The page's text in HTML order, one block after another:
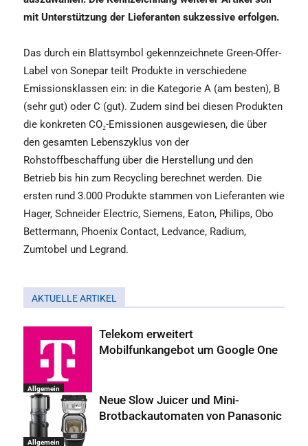
mit Unterstützung der Lieferanten sukzessive erfolgen.
Das durch ein Blattsymbol gekennzeichnete Green-Offer-
Label von Sonepar teilt Produkte in verschiedene
Emissionsklassen ein: in die Kategorie A (am besten), B
(sehr gut) oder C (gut). Zudem sind bei diesen Produkten
die konkreten CO₂-Emissionen ausgewiesen, die über
den gesamten Lebenszyklus von der
Rohstoffbeschaffung über die Herstellung und den
Betrieb bis hin zum Recycling berechnet werden. Die
ersten rund 3.000 Produkte stammen von Lieferanten wie
Hager, Schneider Electric, Siemens, Eaton, Philips, Obo
Bettermann, Phoenix Contact, Ledvance, Radium,
Zumtobel und Legrand.
AKTUELLE ARTIKEL
Allgemein
Telekom erweitert
Mobilfunkangebot um Google One
Allgemein
Neue Slow Juicer und Mini-
Brotbackautomaten von Panasonic